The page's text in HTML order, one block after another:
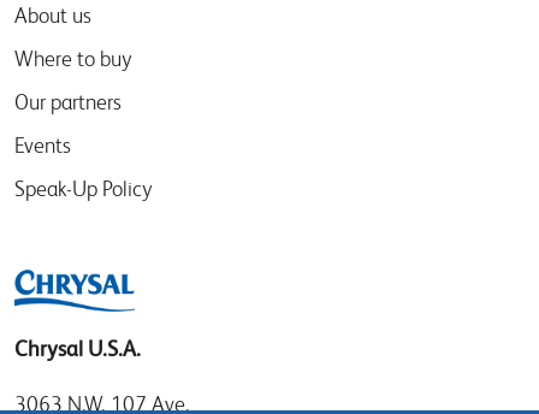
About us
Where to buy
Our partners
Events
Speak-Up Policy
Chrysal U.S.A.
3063 N.W. 107 Ave.